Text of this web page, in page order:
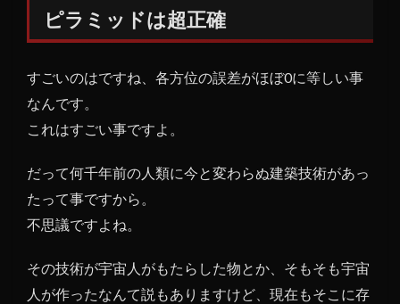
ドは
超正
確
1.1
更に
謎が
多い
ィン
クス
1.2
ミッ
ドは
ピラミッドは超正確
すごいのはですね、各方位の誤差がほぼ0に等しい事
なんです。
これはすごい事ですよ。
だって何千年前の人類に今と変わらぬ建築技術があっ
たって事ですから。
不思議ですよね。
その技術が宇宙人がもたらした物とか、そもそも宇宙
人が作ったなんて説もありますけど、現在もそこに存